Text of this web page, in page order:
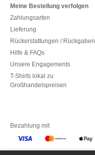
Meine Bestellung verfolgen
Zahlungsarten
Lieferung
Rückerstattungen / Rückgaben
Hilfe & FAQs
Unsere Engagements
T-Shirts lokal zu
Großhandelspreisen
Bezahlung mit